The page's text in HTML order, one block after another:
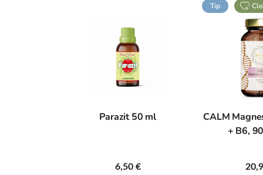
Parazit 50 ml
6,50 €
Tip
CALM
+ B6,